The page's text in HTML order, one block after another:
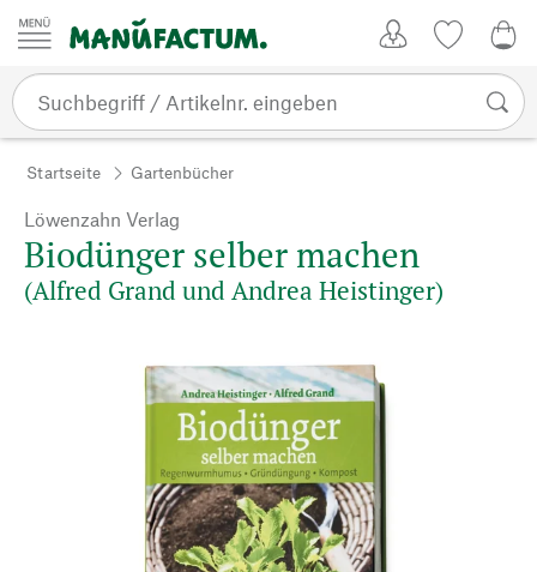
Zum Inhalt springen
Startseite Gartenbücher
Löwenzahn Verlag
Biodünger selber machen
(Alfred Grand und Andrea Heistinger)